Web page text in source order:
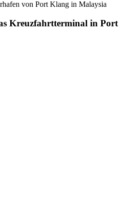
Kreuzfahrtterminal in Port